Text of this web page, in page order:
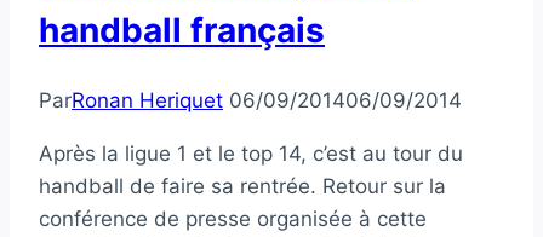
handball français
ParRonan Heriquet 06/09/201406/09/2014
Après la ligue 1 et le top 14, c’est au tour du
handball de faire sa rentrée. Retour sur la
conférence de presse organisée à cette